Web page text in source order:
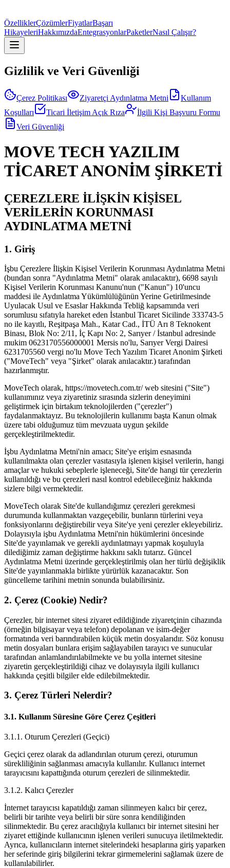
ÖzelliklerÇözümlerFiyatlarBaşarı
HikayeleriHakkımızdaEntegrasyonlarPaketlerNasıl Çalışır?
Gizlilik ve Veri Güvenliği
Çerez Politikası Ziyaretçi Aydınlatma Metni
Kullanım
Koşulları
Ticari İletişim Açık Rıza
İlgili Kişi Başvuru Formu
Veri Güvenliği
MOVE TECH YAZILIM
TİCARET ANONİM ŞİRKETİ
ÇEREZLERE İLİŞKİN KİŞİSEL
VERİLERİN KORUNMASI
AYDINLATMA METNİ
1. Giriş
İşbu Çerezlere İlişkin Kişisel Verilerin Korunması Aydınlatma Metni
(bundan sonra "Aydınlatma Metni" olarak anılacaktır), 6698 sayılı
Kişisel Verilerin Korunması Kanunu'nun ("Kanun") 10'uncu
maddesi ile Aydınlatma Yükümlülüğünün Yerine Getirilmesinde
Uyulacak Usul ve Esaslar Hakkında Tebliğ kapsamında veri
sorumlusu sıfatıyla hareket eden İstanbul Ticaret Sicilinde 333743-5
no ile kayıtlı, Reşitpaşa Mah., Katar Cad., İTÜ Arı 8 Teknokent
Binası, Blok No: 2/11, İç Kapı No: 2, Sarıyer / İstanbul adresinde
mukim 0623170556000001 Mersis no'lu, Sarıyer Vergi Dairesi
6231705560 vergi no'lu Move Tech Yazılım Ticaret Anonim Şirketi
("MoveTech" veya "Şirket" olarak anılacaktır.) tarafından
hazırlanmıştır.
MoveTech olarak, https://movetech.com.tr/ web sitesini ("Site")
kullanımınız veya ziyaretiniz sırasında sizlerin deneyimini
geliştirmek için birtakım teknolojilerden ("çerezler")
faydalanmaktayız. Bu teknolojilerin kullanımı başta Kanun olmak
üzere tabi olduğumuz tüm mevzuata uygun şekilde
gerçekleştirilmektedir.
İşbu Aydınlatma Metni'nin amacı; Site'ye erişim esnasında
kullanılmakta olan çerezler vasıtasıyla işlenen kişisel verilerin, hangi
amaçlar ve hukuki sebeplerle işleneceği, Site'de hangi tür çerezlerin
kullanıldığı ve bu çerezleri nasıl kontrol edebileceğiniz hakkında
sizlere bilgi vermektedir.
MoveTech olarak Site'de kullandığımız çerezleri gerekmesi
durumunda kullanmaktan vazgeçebilir, bunların türlerini veya
fonksiyonlarını değiştirebilir veya Site'ye yeni çerezler ekleyebiliriz.
Dolayısıyla işbu Aydınlatma Metni'nin hükümlerini öncesinde
Site'de yayınlamak ve gerekli aydınlatmayı yapmak koşuluyla
dilediğimiz zaman değiştirme hakkını saklı tutarız. Güncel
Aydınlatma Metni üzerinde gerçekleştirilmiş olan her türlü değişiklik
Site'de yayınlanmakla birlikte yürürlük kazanacaktır. Son
güncelleme tarihini metnin sonunda bulabilirsiniz.
2. Çerez (Cookie) Nedir?
Çerezler, bir internet sitesi ziyaret edildiğinde ziyaretçinin cihazında
(örneğin bilgisayar veya telefon) depolanan ve isim-değer
formatında veri barındırabilen küçük metin dosyalarıdır. Söz konusu
metin dosyaları bunlara erişim sağlayabilen tarayıcı ve sunucular
tarafından anlamlandırılabilmekte ve bu yolla internet sitesine
ziyaretin gerçekleştirildiği cihaz ve dolayısıyla ilgili kullanıcı
hakkında çeşitli bilgiler elde edilebilmektedir.
3. Çerez Türleri Nelerdir?
3.1. Kullanım Süresine Göre Çerez Çeşitleri
3.1.1. Oturum Çerezleri (Geçici)
Geçici çerez olarak da adlandırılan oturum çerezi, oturumun
sürekliliğinin sağlanması amacıyla kullanılır. Kullanıcı internet
tarayıcısını kapattığında oturum çerezleri de silinmektedir.
3.1.2. Kalıcı Çerezler
İnternet tarayıcısı kapatıldığı zaman silinmeyen kalıcı bir çerez,
belirli bir tarihte veya belirli bir süre sonra kendiliğinden
silinmektedir. Bu çerez aracılığıyla kullanıcı bir internet sitesini her
ziyaret ettiğinde kullanıcının işlenen verileri sunucuya iletilmektedir.
Ayrıca, kullanıcıların internet sitelerindeki hesaplarına giriş yaparken
her seferinde giriş bilgilerini tekrar girmemelerini sağlamak üzere de
kullanılabilirler.